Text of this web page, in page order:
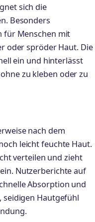
sich die
Besonders
für Menschen mit
oder spröder Haut. Die
ein und hinterlässt
zu kleben oder zu
nach dem
leicht feuchte Haut.
verteilen und zieht
Nutzerberichte auf
Absorption und
seidigen Hautgefühl